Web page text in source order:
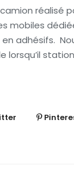
réalisé
mobiles
adhésifs.
lorsqu’il